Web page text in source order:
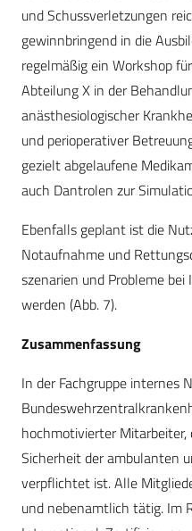
und Schussverletzungen
gewinnbringend in die
regelmäßig ein Workshop
Abteilung X in der
anästhesiologischer
und perioperativer
gezielt abgelaufene
auch Dantrolen zur
Ebenfalls geplant ist die
Notaufnahme und
szenarien und Probleme
werden (Abb. 7).
Zusammenfassung
In der Fachgruppe internes
hochmotivierter
Sicherheit der ambulanten
verpflichtet ist. Alle
und nebenamtlich tätig. Im